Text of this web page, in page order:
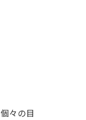
々の目